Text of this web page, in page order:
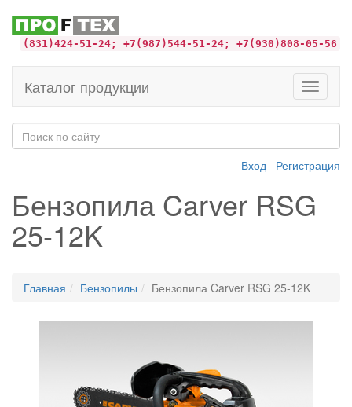
(831)424-51-24; +7(987)544-51-24; +7(930)808-05-56
Toggle
Каталог продукции
Вход Регистрация
Бензопила Carver RSG
25-12K
Главная Бензопилы Бензопила Carver RSG 25-12K